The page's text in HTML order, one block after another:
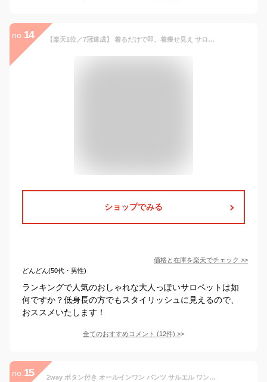
no. 14 【楽天1位／7冠達成】 着るだけで即、着痩せ見え サロペット レディース オールインワン パンツ 体型カバー 着痩せ見え 細見え 大人 きれいめ おしゃれ 低身長 大きいサイズ Vネック ロング ワンピース ワンピ オーバーオール 黒 ブラック 春 夏 人気 おすすめ 通販 サロペ
ショップでみる
価格と在庫を楽天でチェック >>
どんどん(50代・男性)
ランキングで人気のおしゃれな大人っぽいサロペットは如
何ですか？低身長の方でもスタイリッシュに見えるので、
おススメいたします！
全てのおすすめコメント (12件) >
no. 15 2way ボタン付き オールインワン パンツ サルエル ワンピース デニム バルーン シルエット サロペット オーバーオール ワンピース レディース^w087^